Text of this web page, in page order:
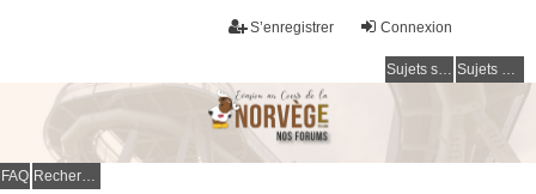
Connexion
S’enregistrer
Sujets sans réponse Sujets actifs
FAQ Rechercher